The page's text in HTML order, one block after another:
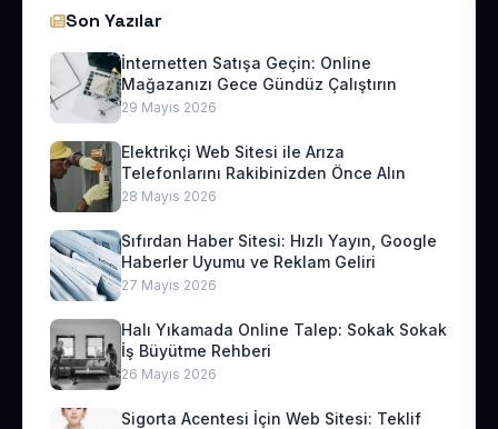
Son Yazılar
İnternetten Satışa Geçin: Online
Mağazanızı Gece Gündüz Çalıştırın
29 Mayıs 2026
Elektrikçi Web Sitesi ile Arıza
Telefonlarını Rakibinizden Önce Alın
28 Mayıs 2026
Sıfırdan Haber Sitesi: Hızlı Yayın, Google
Haberler Uyumu ve Reklam Geliri
27 Mayıs 2026
Halı Yıkamada Online Talep: Sokak Sokak
İş Büyütme Rehberi
26 Mayıs 2026
Sigorta Acentesi İçin Web Sitesi: Teklif